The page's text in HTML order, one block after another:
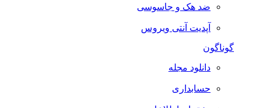
ضد هک و جاسوسی
آپدیت آنتی ویروس
گوناگون
دانلود مجله
حسابداری